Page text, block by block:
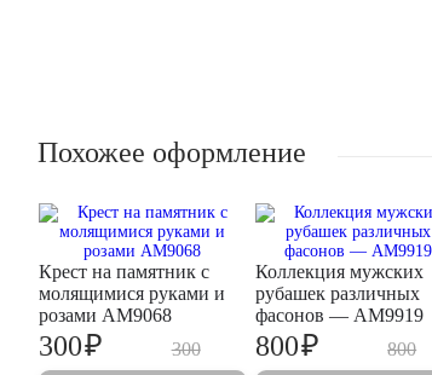
Похожее оформление
Крест на памятник с
молящимися руками и
розами AM9068
300
300₽
Коллекция мужских
рубашек различных
фасонов — AM9919
800
800₽